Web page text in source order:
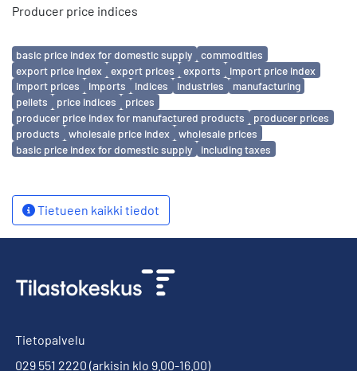
Producer price indices
Avainsanat
basic price index for domestic supply
commodities
export price index
export prices exports
import price index
import prices
imports indices industries
manufacturing
pellets
price indices
prices
producer price index for manufactured products
producer prices
products
wholesale price index
wholesale prices
basic price index for domestic supply
including taxes
Tietueen kaikki tiedot
Tietopalvelu
029 551 2220 (arkisin klo 9.00-16.00)